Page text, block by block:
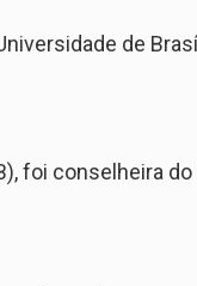
de
foi conselheira